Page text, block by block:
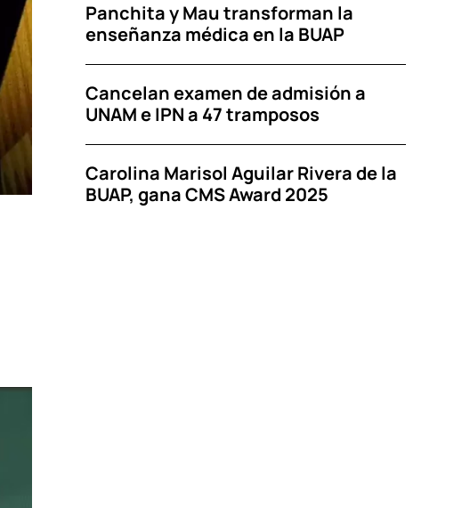
Panchita y Mau transforman la
enseñanza médica en la BUAP
Cancelan examen de admisión a
UNAM e IPN a 47 tramposos
Carolina Marisol Aguilar Rivera de la
BUAP, gana CMS Award 2025